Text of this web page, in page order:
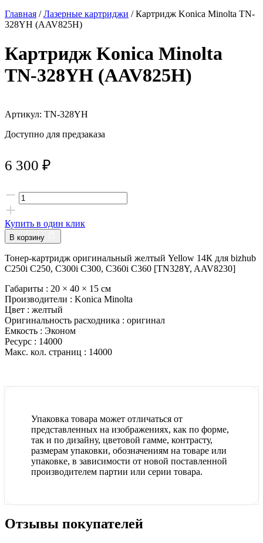
Главная /Лазерные картриджи / Картридж Konica Minolta TN-
328YH (AAV825H)
Картридж Konica Minolta
TN-328YH (AAV825H)
Артикул: TN-328YH
Доступно для предзаказа
6 300 ₽
Купить в один клик
В корзину
Тонер-картридж оригинальный желтый Yellow 14К для bizhub
C250i C250, C300i C300, C360i C360 [TN328Y, AAV8230]
Габариты : 20 × 40 × 15 см
Производители : Konica Minolta
Цвет : желтый
Оригинальность расходника : оригинал
Емкость : Эконом
Ресурс : 14000
Макс. кол. страниц : 14000
Упаковка товара может отличаться от
представленных на изображениях, как по форме,
так и по дизайну, цветовой гамме, контрасту,
размерам упаковки, обозначениям на товаре или
упаковке, в зависимости от новой поставленной
производителем партии или серии товара.
Отзывы покупателей